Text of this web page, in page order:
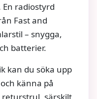
radiostyrd
Fast and
– snygga,
batterier.
kan du söka upp
känna på
returstrul, särskilt